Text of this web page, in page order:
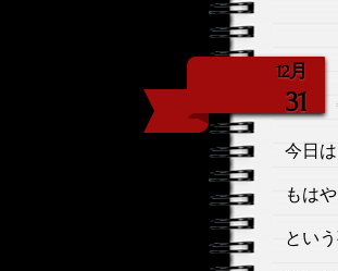
12月
31
今日
もは
とい